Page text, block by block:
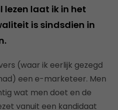
lezen laat ik in het
is sindsdien in
(waar ik eerlijk gezegd
een e-marketeer. Men
wat men doet en de
vanuit een kandidaat